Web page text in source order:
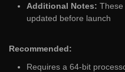
Additional Notes: These
updated before launch
Recommended:
Requires a 64-bit